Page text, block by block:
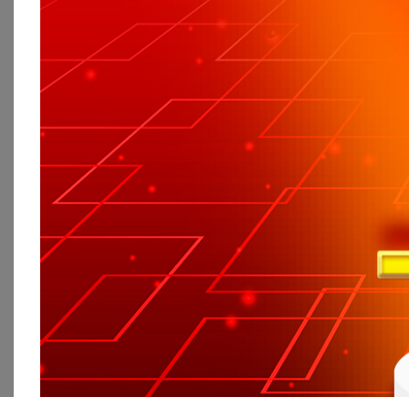
BẤM NÚT "MUA
+ MIỄN PHÍ SHIP
=> Shop sẽ gọi cho
THỂ nhé
QUÝ